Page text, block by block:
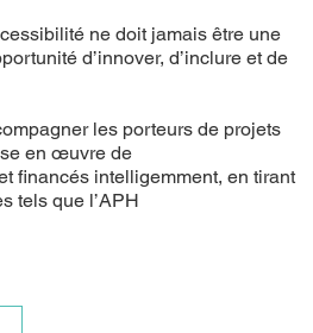
ne doit jamais être une
d’innover, d’inclure et de
les porteurs de projets
en œuvre de
financés intelligemment, en tirant
tels que l’APH